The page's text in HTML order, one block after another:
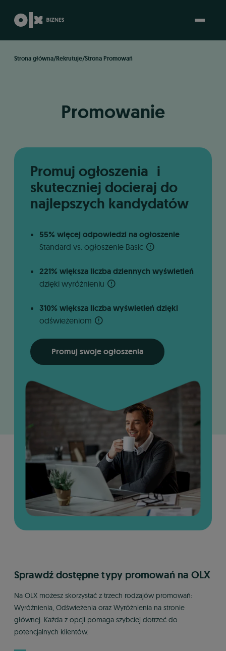
Strona główna/Rekrutuje/Strona Promowań
Promowanie
Promuj ogłoszenia i
skuteczniej docieraj do
najlepszych kandydatów
55% więcej odpowiedzi na ogłoszenie
Standard vs. ogłoszenie Basic
221% większa liczba dziennych wyświetleń
dzięki wyróżnieniu
310% większa liczba wyświetleń dzięki
odświeżeniom
Promuj swoje ogłoszenia
Sprawdź dostępne typy promowań na OLX
Na OLX możesz skorzystać z trzech rodzajów promowań:
Wyróżnienia, Odświeżenia oraz Wyróżnienia na stronie
głównej. Każda z opcji pomaga szybciej dotrzeć do
potencjalnych klientów.